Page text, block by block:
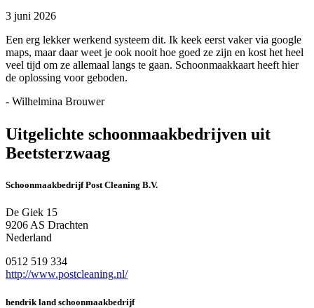
3 juni 2026
Een erg lekker werkend systeem dit. Ik keek eerst vaker via google
maps, maar daar weet je ook nooit hoe goed ze zijn en kost het heel
veel tijd om ze allemaal langs te gaan. Schoonmaakkaart heeft hier
de oplossing voor geboden.
- Wilhelmina Brouwer
Uitgelichte schoonmaakbedrijven uit
Beetsterzwaag
Schoonmaakbedrijf Post Cleaning B.V.
De Giek 15
9206 AS Drachten
Nederland
0512 519 334
http://www.postcleaning.nl/
hendrik land schoonmaakbedrijf